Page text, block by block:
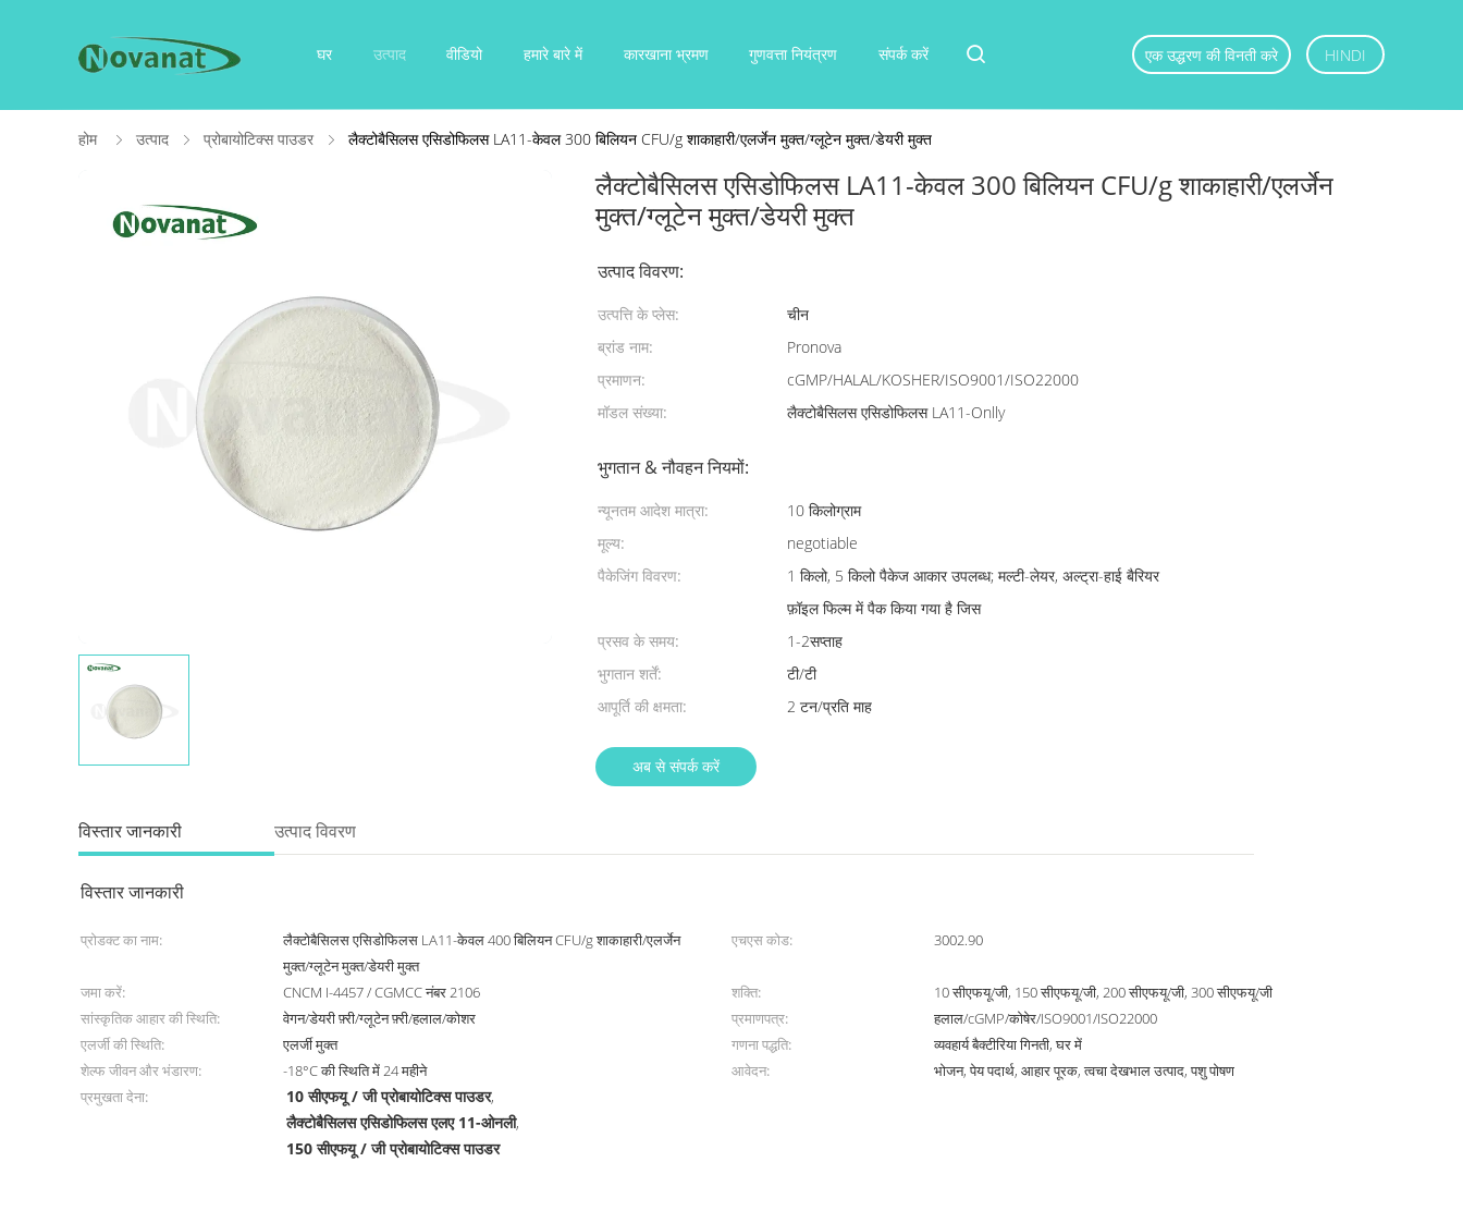
घर उत्पाद वीडियो हमारे बारे में कारखाना भ्रमण गुणवत्ता नियंत्रण संपर्क करें एक उद्धरण की विनती करे HINDI
होम उत्पाद प्रोबायोटिक्स पाउडर लैक्टोबैसिलस एसिडोफिलस LA11-केवल 300 बिलियन CFU/g शाकाहारी/एलर्जेन मुक्त/ग्लूटेन मुक्त/डेयरी मुक्त
लैक्टोबैसिलस एसिडोफिलस LA11-केवल 300 बिलियन CFU/g शाकाहारी/एलर्जेन
मुक्त/ग्लूटेन मुक्त/डेयरी मुक्त
उत्पाद विवरण:
उत्पत्ति के प्लेस:
चीन
ब्रांड नाम:
Pronova
प्रमाणन:
cGMP/HALAL/KOSHER/ISO9001/ISO22000
मॉडल संख्या:
लैक्टोबैसिलस एसिडोफिलस LA11-Onlly
भुगतान & नौवहन नियमों:
न्यूनतम आदेश मात्रा:
10 किलोग्राम
मूल्य:
negotiable
पैकेजिंग विवरण:
1 किलो, 5 किलो पैकेज आकार उपलब्ध; मल्टी-लेयर, अल्ट्रा-हाई बैरियर
फ़ॉइल फिल्म में पैक किया गया है जिस
प्रसव के समय:
1-2सप्ताह
भुगतान शर्तें:
टी/टी
आपूर्ति की क्षमता:
2 टन/प्रति माह
अब से संपर्क करें
विस्तार जानकारी उत्पाद विवरण
विस्तार जानकारी
प्रोडक्ट का नाम:
लैक्टोबैसिलस एसिडोफिलस LA11-केवल 400 बिलियन CFU/g शाकाहारी/एलर्जेन
मुक्त/ग्लूटेन मुक्त/डेयरी मुक्त
एचएस कोड: 3002.90
जमा करें: CNCM I-4457 / CGMCC नंबर 2106 शक्ति:
10 सीएफयू/जी, 150 सीएफयू/जी, 200 सीएफयू/जी, 300 सीएफयू/जी
सांस्कृतिक आहार की स्थिति:
वेगन/डेयरी फ़्री/ग्लूटेन फ़्री/हलाल/कोशर प्रमाणपत्र:
हलाल/cGMP/कोषेर/ISO9001/ISO22000
एलर्जी की स्थिति:
एलर्जी मुक्त गणना पद्धति:
व्यवहार्य बैक्टीरिया गिनती, घर में
शेल्फ जीवन और भंडारण:
-18°C की स्थिति में 24 महीने आवेदन:
भोजन, पेय पदार्थ, आहार पूरक, त्वचा देखभाल उत्पाद, पशु पोषण
प्रमुखता देना:
10 सीएफयू / जी प्रोबायोटिक्स पाउडर,
लैक्टोबैसिलस एसिडोफिलस एलए 11-ओनली,
150 सीएफयू / जी प्रोबायोटिक्स पाउडर